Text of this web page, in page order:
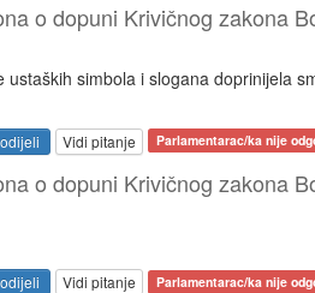
o dopuni Krivičnog zakona
simbola i slogana doprinijela
Vidi pitanje Parlamentarac/ka nije
o dopuni Krivičnog zakona
Vidi pitanje Parlamentarac/ka nije